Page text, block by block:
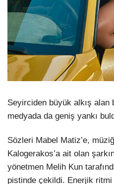
Seyirciden büyük alkış
medyada da geniş yankı
Sözleri Mabel Matiz’e,
Kalogerakos’a ait olan
yönetmen Melih Kun
pistinde çekildi. Enerjik